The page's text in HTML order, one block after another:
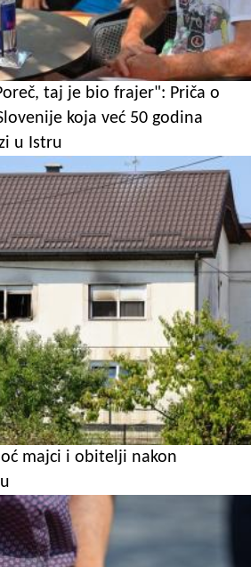
taj je bio frajer": Priča o
koja već 50 godina
u Istru
majci i obitelji nakon